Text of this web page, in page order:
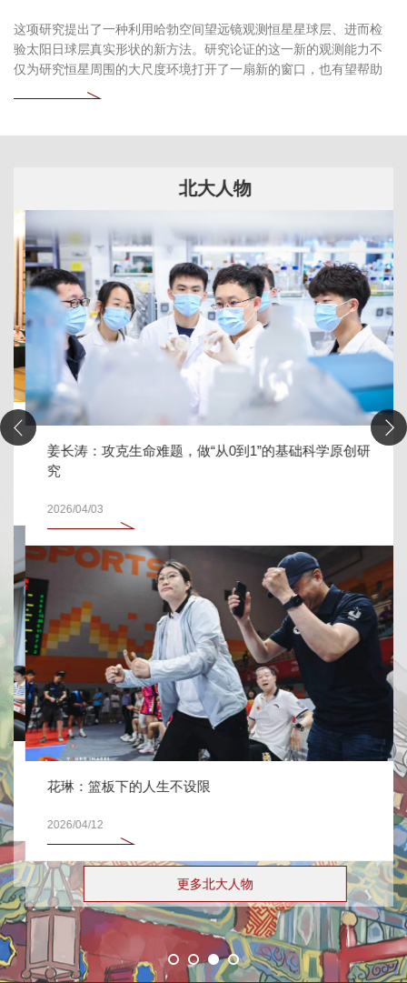
这项研究提出了一种利用哈勃空间望远镜观测恒星星球层、进而检
验太阳日球层真实形状的新方法。研究论证的这一新的观测能力不
仅为研究恒星周围的大尺度环境打开了一扇新的窗口，也有望帮助
我们更加深入地认识自身所处的太阳系环境。
北大人物
姜长涛：攻克生命难题，做“从0到1”的基础科学原创研
究
2026/04/03
花琳：篮板下的人生不设限
2026/04/12
更多北大人物